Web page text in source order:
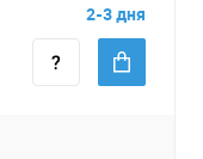
2-3 дня